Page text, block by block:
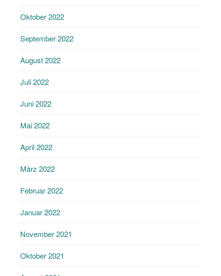
Oktober 2022
September 2022
August 2022
Juli 2022
Juni 2022
Mai 2022
April 2022
März 2022
Februar 2022
Januar 2022
November 2021
Oktober 2021